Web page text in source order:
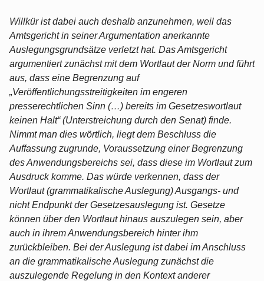
Willkür ist dabei auch deshalb anzunehmen, weil das
Amtsgericht in seiner Argumentation anerkannte
Auslegungsgrundsätze verletzt hat. Das Amtsgericht
argumentiert zunächst mit dem Wortlaut der Norm und führt
aus, dass eine Begrenzung auf
„Veröffentlichungsstreitigkeiten im engeren
presserechtlichen Sinn (…) bereits im Gesetzeswortlaut
keinen Halt“ (Unterstreichung durch den Senat) finde.
Nimmt man dies wörtlich, liegt dem Beschluss die
Auffassung zugrunde, Voraussetzung einer Begrenzung
des Anwendungsbereichs sei, dass diese im Wortlaut zum
Ausdruck komme. Das würde verkennen, dass der
Wortlaut (grammatikalische Auslegung) Ausgangs- und
nicht Endpunkt der Gesetzesauslegung ist. Gesetze
können über den Wortlaut hinaus auszulegen sein, aber
auch in ihrem Anwendungsbereich hinter ihm
zurückbleiben. Bei der Auslegung ist dabei im Anschluss
an die grammatikalische Auslegung zunächst die
auszulegende Regelung in den Kontext anderer